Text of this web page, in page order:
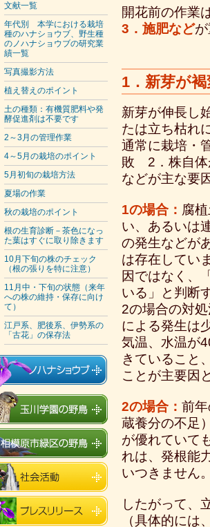
文献一覧
年代別 本学における栽培
種のハナショウブ、野生種
のノハナショウブの研究業
績一覧
写真撮影方法
植え替えのポイント
土の種類：有機質肥料や発
酵促進剤は不要です
2～3月の管理作業
4～5月の栽培のポイント
5月初旬の栽培方法
夏場の作業
秋の栽培のポイント
根の生育診断－茶色になっ
た葉はすぐに取り除きます
10月下旬の株のチェック
（根の張りを特に注意）
11月中・下旬の状態（来年
への株の維持・保存に向け
て）
江戸系、肥後系、伊勢系の
「古花」の保存法
開花前の作業
3．施肥など
1．新芽が
新芽が伸長し
たは立ち枯れ
通常に栽培・
敗 2．株自体
などが主な要
1の場合： 腐
い、あるいは
の発生などが
は存在してい
因ではなく、
いる」と判断
2の場合の対
による発生は
気温、水温が
きていること
ことが主要因
2の場合： 前
蔵養分の不足
が優れていて
れは、発根能
いつきません
したがって、
（具体的に